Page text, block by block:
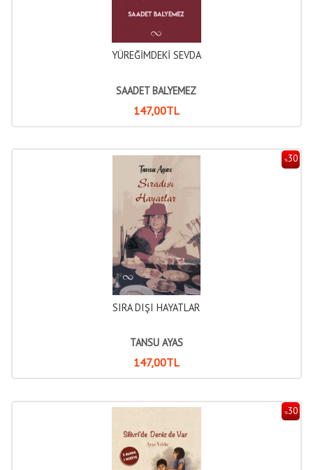
YÜREĞİMDEKİ SEVDA
SAADET BALYEMEZ
147,00TL
%30
SIRA DIŞI HAYATLAR
TANSU AYAS
147,00TL
%30